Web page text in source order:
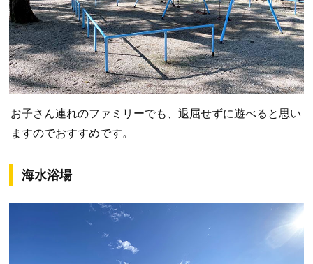
お子さん連れのファミリーでも、退屈せずに遊べると思い
ますのでおすすめです。
海水浴場